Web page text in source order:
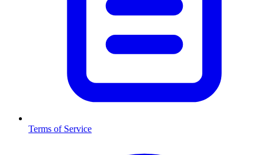
Terms of Service